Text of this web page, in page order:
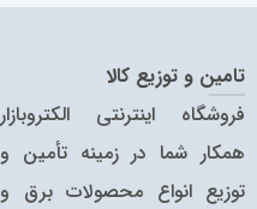
تامین و توزیع کالا
فروشگاه اینترنتی الکتروبازار
همکار شما در زمینه تأمین و
توزیع انواع محصولات برق و